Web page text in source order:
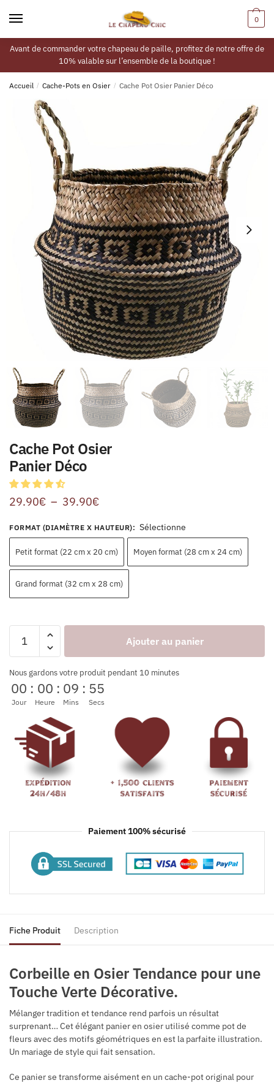
0
Avant de commander votre chapeau de paille, profitez de notre offre de
10% valable sur l’ensemble de la boutique !
Accueil / Cache-Pots en Osier / Cache Pot Osier Panier Déco
Cache Pot Osier
Panier Déco
29.90€ – 39.90€
FORMAT (DIAMÈTRE X HAUTEUR): Sélectionne
Petit format (22 cm x 20 cm) Moyen format (28 cm x 24 cm)
Grand format (32 cm x 28 cm)
Ajouter au panier
Nous gardons votre produit pendant 10 minutes
00
Jour
: 00
Heure
: 09
Mins
: 53
Secs
Paiement 100% sécurisé
Fiche Produit Description
Corbeille en Osier Tendance pour une
Touche Verte Décorative.
Mélanger tradition et tendance rend parfois un résultat
surprenant… Cet élégant panier en osier utilisé comme pot de
fleurs avec des motifs géométriques en est la parfaite illustration.
Un mariage de style qui fait sensation.
Ce panier se transforme aisément en un cache-pot original pour